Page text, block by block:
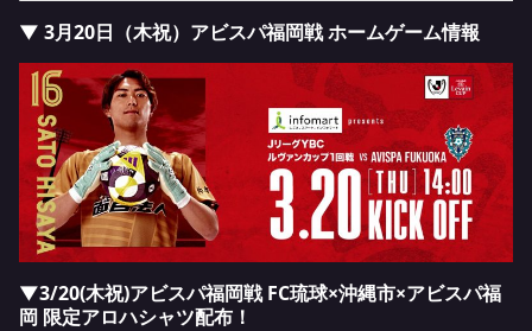
▼ 3月20日（木祝）アビスパ福岡戦 ホームゲーム情報
▼3/20(木祝)アビスパ福岡戦 FC琉球×沖縄市×アビスパ福
岡 限定アロハシャツ配布！